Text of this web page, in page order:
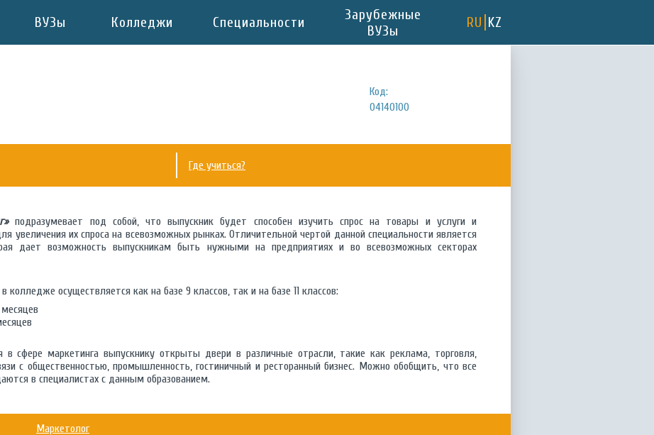
ВУЗы Колледжи Специальности
Зарубежные
ВУЗы
RU KZ
Код:
04140100
Где учиться?
подразумевает под собой, что выпускник будет способен изучить спрос на товары и услуги и
увеличения их спроса на всевозможных рынках. Отличительной чертой данной специальности является
дает возможность выпускникам быть нужными на предприятиях и во всевозможных секторах
колледже осуществляется как на базе 9 классов, так и на базе 11 классов:
в сфере маркетинга выпускнику открыты двери в различные отрасли, такие как реклама, торговля,
с общественностью, промышленность, гостиничный и ресторанный бизнес. Можно обобщить, что все
в специалистах с данным образованием.
Маркетолог